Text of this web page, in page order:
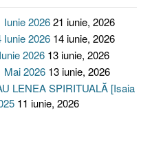
Iunie 202621 iunie, 2026
Iunie 2026 14 iunie, 2026
2026 13 iunie, 2026
Mai 2026 13 iunie, 2026
LENEA SPIRITUALĂ [Isaia
11 iunie, 2026